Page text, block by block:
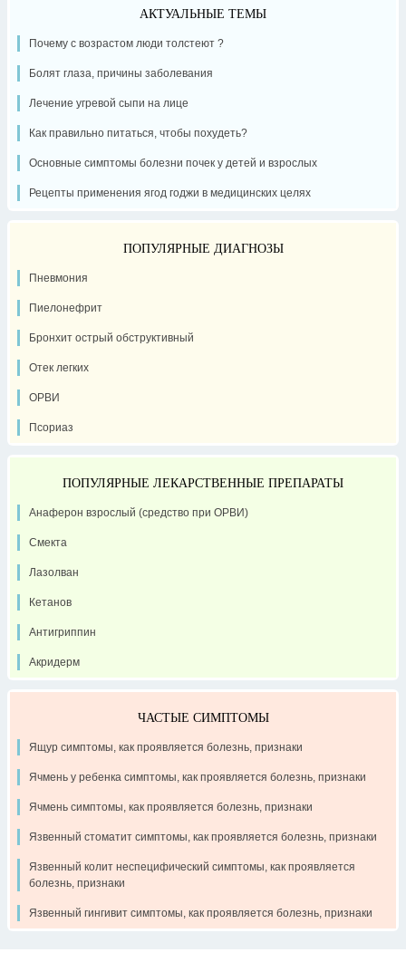
АКТУАЛЬНЫЕ ТЕМЫ
Почему с возрастом люди толстеют ?
Болят глаза, причины заболевания
Лечение угревой сыпи на лице
Как правильно питаться, чтобы похудеть?
Основные симптомы болезни почек у детей и взрослых
Рецепты применения ягод годжи в медицинских целях
ПОПУЛЯРНЫЕ ДИАГНОЗЫ
Пневмония
Пиелонефрит
Бронхит острый обструктивный
Отек легких
ОРВИ
Псориаз
ПОПУЛЯРНЫЕ ЛЕКАРСТВЕННЫЕ ПРЕПАРАТЫ
Анаферон взрослый (средство при ОРВИ)
Смекта
Лазолван
Кетанов
Антигриппин
Акридерм
ЧАСТЫЕ СИМПТОМЫ
Ящур симптомы, как проявляется болезнь, признаки
Ячмень у ребенка симптомы, как проявляется болезнь, признаки
Ячмень симптомы, как проявляется болезнь, признаки
Язвенный стоматит симптомы, как проявляется болезнь, признаки
Язвенный колит неспецифический симптомы, как проявляется
болезнь, признаки
Язвенный гингивит симптомы, как проявляется болезнь, признаки